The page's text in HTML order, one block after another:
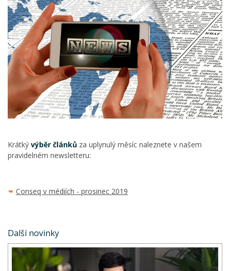
Krátký výběr článků za uplynulý měsíc naleznete v našem
pravidelném newsletteru:
Conseq v médiích - prosinec 2019
Další novinky